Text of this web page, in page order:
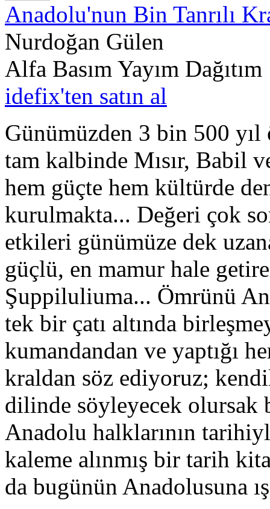
Anadolu'nun Bin Tanrılı
Nurdoğan Gülen
Alfa Basım Yayım Dağıtım
idefix'ten satın al
Günümüzden 3 bin 500
tam kalbinde Mısır, Babil
hem güçte hem kültürde
kurulmakta... Değeri çok
etkileri günümüze dek
güçlü, en mamur hale
Şuppiluliuma... Ömrünü
tek bir çatı altında
kumandandan ve yaptığı
kraldan söz ediyoruz;
dilinde söyleyecek olursak
Anadolu halklarının
kaleme alınmış bir tarih
da bugünün Anadolusuna